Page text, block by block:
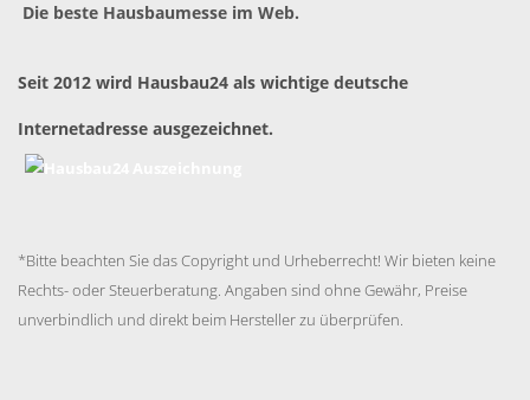
Die beste Hausbaumesse im Web.
Seit 2012 wird Hausbau24 als wichtige deutsche
Internetadresse ausgezeichnet.
*Bitte beachten Sie das Copyright und Urheberrecht! Wir bieten keine
Rechts- oder Steuerberatung. Angaben sind ohne Gewähr, Preise
unverbindlich und direkt beim Hersteller zu überprüfen.